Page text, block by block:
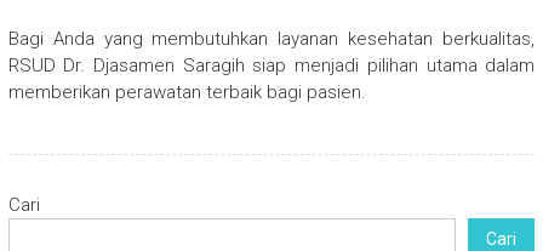
Bagi Anda yang membutuhkan layanan kesehatan berkualitas,
RSUD Dr. Djasamen Saragih siap menjadi pilihan utama dalam
memberikan perawatan terbaik bagi pasien.
Cari
Cari